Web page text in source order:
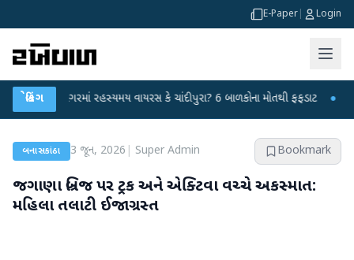
E-Paper Login
બ્રેકિંગ
હિંમતનગરમાં રહસ્યમય વાયરસ કે ચાંદીપુરા? 6 બાળકોના મોતથી ફફડાટ ● હવામાન
બનાસકાંઠા 3 જૂન, 2026 Super Admin Bookmark
જગાણા બ્રિજ પર ટ્રક અને એક્ટિવા વચ્ચે અકસ્માત:
મહિલા તલાટી ઈજાગ્રસ્ત